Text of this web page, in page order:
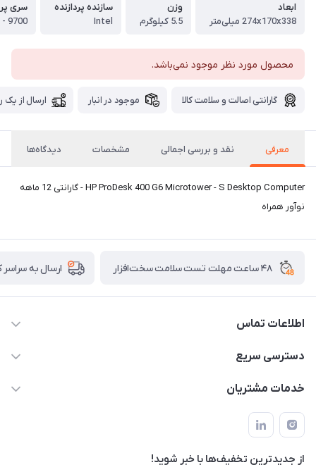
ابعاد
274x170x338 میلی‌متر
وزن
5.5 کیلو‌گرم
سازنده پردازنده
Intel
سری
9700
محصول مورد نظر موجود نمی‌باشد.
گارانتی اصالت و سلامت کالا موجود در انبار ارسال از یک
معرفی نقد و بررسی اجمالی مشخصات دیدگاه‌ها
HP ProDesk 400 G6 Microtower - S Desktop Computer - گارانتی 12 ماهه
نوآور همراه
۴۸ ساعت مهلت تست سلامت سخت‌افزار ارسال به
اطلاعات تماس
02122913967
۲۳، طبقه سوم
دسترسی سریع
لیست محصولات
حساب کاربری
تماس با ما
خدمات مشتریان
قوانین و مقررات
حریم خصوصی
شرایط گارانتی
از جدید‌ترین تخفیف‌ها با‌ خبر شوید!